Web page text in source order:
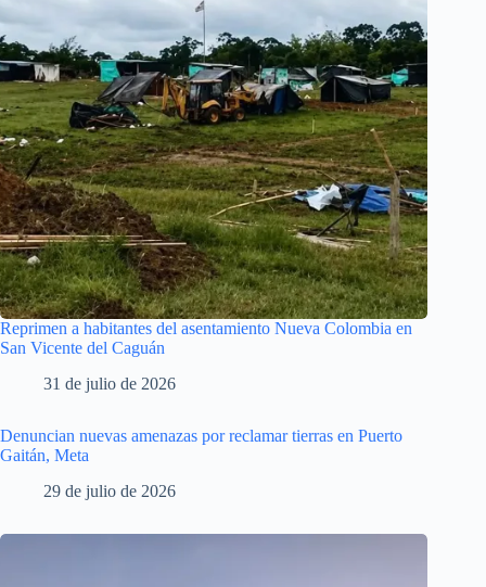
Reprimen a habitantes del asentamiento Nueva Colombia en
San Vicente del Caguán
31 de julio de 2026
Denuncian nuevas amenazas por reclamar tierras en Puerto
Gaitán, Meta
29 de julio de 2026